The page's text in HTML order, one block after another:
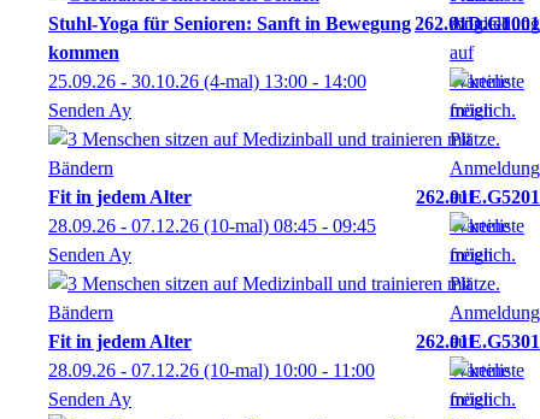
Stuhl-Yoga für Senioren: Sanft in Bewegung
kommen
262.01D.G1001
25.09.26 - 30.10.26 (4-mal) 13:00 - 14:00
Senden Ay
Fit in jedem Alter
262.01E.G5201
28.09.26 - 07.12.26 (10-mal) 08:45 - 09:45
Senden Ay
Fit in jedem Alter
262.01E.G5301
28.09.26 - 07.12.26 (10-mal) 10:00 - 11:00
Senden Ay